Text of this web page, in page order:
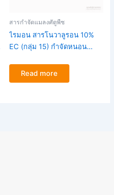
สารกำจัดแมลงศัตูพืช
ไรมอน สารโนวาลูรอน 10%
EC (กลุ่ม 15) กำจัดหนอน
ขนาด250ซีซี
Read more